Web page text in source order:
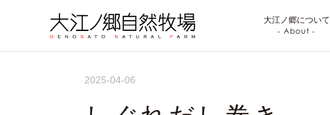
大江ノ郷について
- About -
2025-04-06